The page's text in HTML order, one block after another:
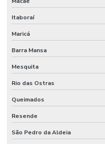
Empresa de serviço industrial
Empresa de terceirização de
Empresas prestadoras de
Empresas que terceirizam
Facilities industrial
Gestão de ativos
Itaboraí
Maricá
Barra Mansa
Mesquita
Rio das Ostras
Queimados
Resende
São Pedro da Aldeia